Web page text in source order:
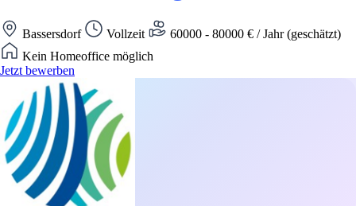
Bassersdorf Vollzeit
60000 - 80000 € / Jahr (geschätzt)
Kein Homeoffice möglich
Jetzt bewerben